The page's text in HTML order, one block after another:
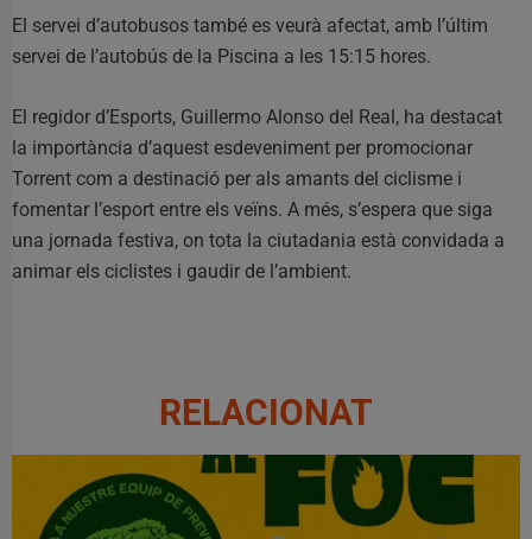
El servei d’autobusos també es veurà afectat, amb l’últim
servei de l’autobús de la Piscina a les 15:15 hores.
El regidor d’Esports, Guillermo Alonso del Real, ha destacat
la importància d’aquest esdeveniment per promocionar
Torrent com a destinació per als amants del ciclisme i
fomentar l’esport entre els veïns. A més, s’espera que siga
una jornada festiva, on tota la ciutadania està convidada a
animar els ciclistes i gaudir de l’ambient.
RELACIONAT